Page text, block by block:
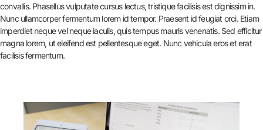
convallis. Phasellus vulputate cursus lectus, tristique facilisis est dignissim in.
Nunc ullamcorper fermentum lorem id tempor. Praesent id feugiat orci. Etiam
imperdiet neque vel neque iaculis, quis tempus mauris venenatis. Sed efficitur
magna lorem, ut eleifend est pellentesque eget. Nunc vehicula eros et erat
facilisis fermentum.